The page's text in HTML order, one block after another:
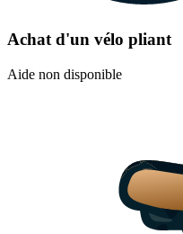
Achat d'un vélo pliant
Aide non disponible